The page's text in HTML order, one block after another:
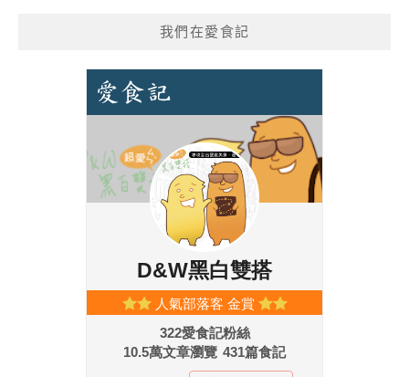
我們在愛食記